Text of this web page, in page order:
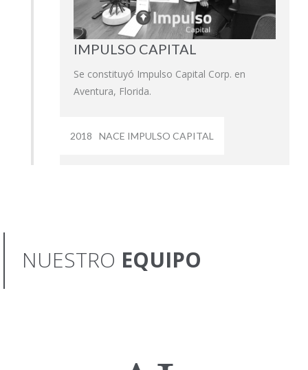
IMPULSO CAPITAL
Se constituyó Impulso Capital Corp. en
Aventura, Florida.
2018 NACE IMPULSO CAPITAL
NUESTRO EQUIPO